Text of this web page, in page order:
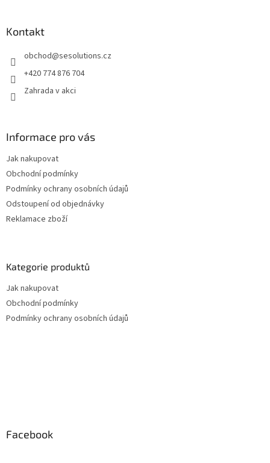
Kontakt
obchod@sesolutions.cz
+420 774 876 704
Zahrada v akci
Informace pro vás
Jak nakupovat
Obchodní podmínky
Podmínky ochrany osobních údajů
Odstoupení od objednávky
Reklamace zboží
Kategorie produktů
Jak nakupovat
Obchodní podmínky
Podmínky ochrany osobních údajů
Facebook